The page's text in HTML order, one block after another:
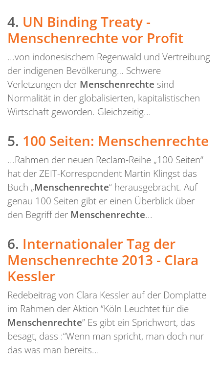
4. UN Binding Treaty -
Menschenrechte vor Profit
...von indonesischem Regenwald und Vertreibung
der indigenen Bevölkerung… Schwere
Verletzungen der Menschenrechte sind
Normalität in der globalisierten, kapitalistischen
Wirtschaft geworden. Gleichzeitig...
5. 100 Seiten: Menschenrechte
...Rahmen der neuen Reclam-Reihe „100 Seiten“
hat der ZEIT-Korrespondent Martin Klingst das
Buch „Menschenrechte“ herausgebracht. Auf
genau 100 Seiten gibt er einen Überblick über
den Begriff der Menschenrechte...
6. Internationaler Tag der
Menschenrechte 2013 - Clara
Kessler
Redebeitrag von Clara Kessler auf der Domplatte
im Rahmen der Aktion “Köln Leuchtet für die
Menschenrechte” Es gibt ein Sprichwort, das
besagt, dass :“Wenn man spricht, man doch nur
das was man bereits...